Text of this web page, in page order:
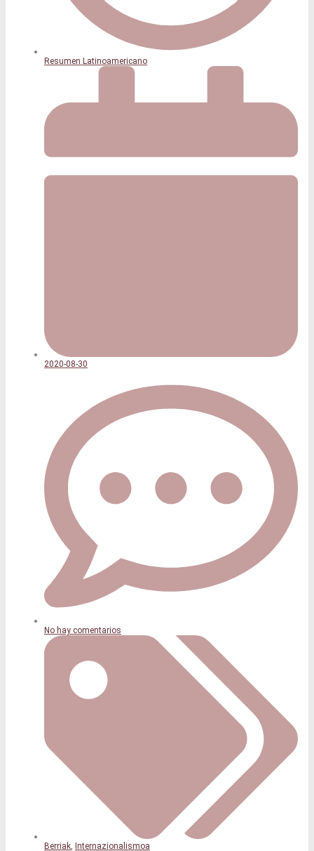
Resumen Latinoamericano
2020-08-30
No hay comentarios
Berriak Internazionalismoa